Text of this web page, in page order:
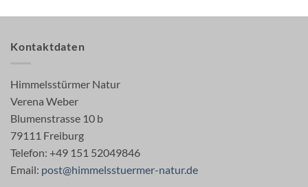
Kontaktdaten
Himmelsstürmer Natur
Verena Weber
Blumenstrasse 10 b
79111 Freiburg
Telefon: +49 151 52049846
Email: post@himmelsstuermer-natur.de